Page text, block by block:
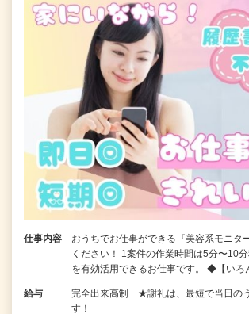
仕事内容
おうちでお仕事ができる『美容系モニタ
ください！ 1案件の作業時間は5分〜10
を有効活用できるお仕事です。 ◆【い
給与
完全出来高制 ★謝礼は、最短で当日の
す！